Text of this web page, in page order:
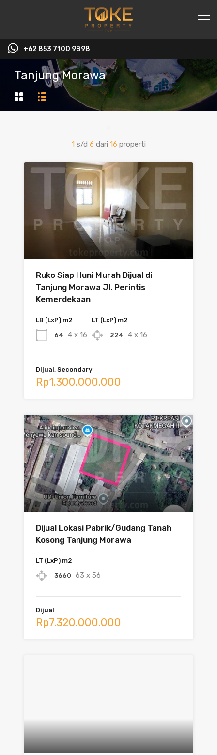
+62 853 7100 9898‬
Tanjung Morawa
1 s/d 6 dari 16 properti
Ruko Siap Huni Murah Dijual di
Tanjung Morawa Jl. Perintis
Kemerdekaan
LB (LxP) m2
64 4 x 16
LT (LxP) m2
224 4 x 16
Dijual, Secondary
Rp1.300.000.000
Dijual Lokasi Pabrik/Gudang Tanah
Kosong Tanjung Morawa
LT (LxP) m2
3660 63 x 56
Dijual
Rp7.320.000.000